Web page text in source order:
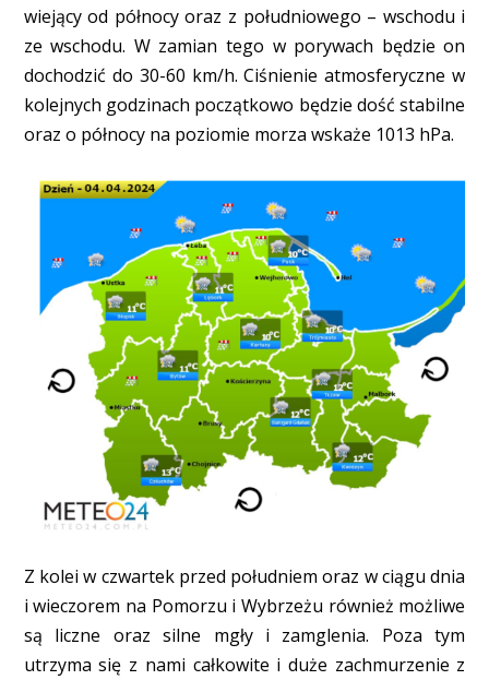
wiejący od północy oraz z południowego – wschodu i
ze wschodu. W zamian tego w porywach będzie on
dochodzić do 30-60 km/h. Ciśnienie atmosferyczne w
kolejnych godzinach początkowo będzie dość stabilne
oraz o północy na poziomie morza wskaże 1013 hPa.
Z kolei w czwartek przed południem oraz w ciągu dnia
i wieczorem na Pomorzu i Wybrzeżu również możliwe
są liczne oraz silne mgły i zamglenia. Poza tym
utrzyma się z nami całkowite i duże zachmurzenie z